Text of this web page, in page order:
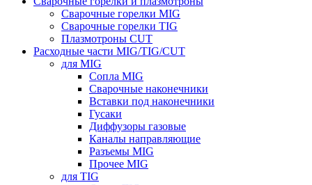
Сварочные горелки MIG
Сварочные горелки TIG
Плазмотроны CUT
Расходные части MIG/TIG/CUT
для MIG
Сопла MIG
Сварочные наконечники
Вставки под наконечники
Гусаки
Диффузоры газовые
Каналы направляющие
Разъемы MIG
Прочее MIG
для TIG